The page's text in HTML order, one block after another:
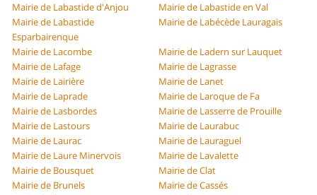
Mairie de Labastide d'Anjou
Mairie de Labastide en Val
Mairie de Labastide
Esparbairenque
Mairie de Labécède Lauragais
Mairie de Lacombe
Mairie de Ladern sur Lauquet
Mairie de Lafage
Mairie de Lagrasse
Mairie de Lairière
Mairie de Lanet
Mairie de Laprade
Mairie de Laroque de Fa
Mairie de Lasbordes
Mairie de Lasserre de Prouille
Mairie de Lastours
Mairie de Laurabuc
Mairie de Laurac
Mairie de Lauraguel
Mairie de Laure Minervois
Mairie de Lavalette
Mairie de Bousquet
Mairie de Clat
Mairie de Brunels
Mairie de Cassés